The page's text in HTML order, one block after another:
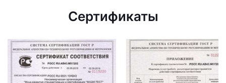
Сертификаты